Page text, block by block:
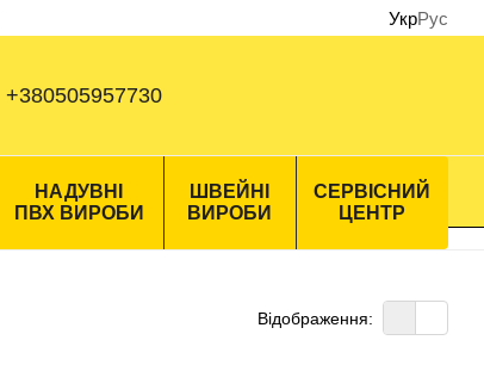
УкрРус
+380505957730
НАДУВНІ
ПВХ ВИРОБИ
ШВЕЙНІ
ВИРОБИ
СЕРВІСНИЙ
ЦЕНТР
Відображення: